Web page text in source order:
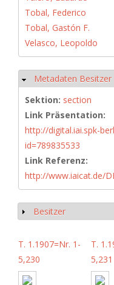
Tobal, Federico
Tobal, Gastón F.
Velasco, Leopoldo
Hide
Metadaten Besitzer
Sektion: section
Link Präsentation:
http://digital.iai.spk-
id=789835533
Link Referenz:
http://www.iaicat.de/
Show
Besitzer
T. 1.1907=Nr. 1-
5,230
T.
5,231